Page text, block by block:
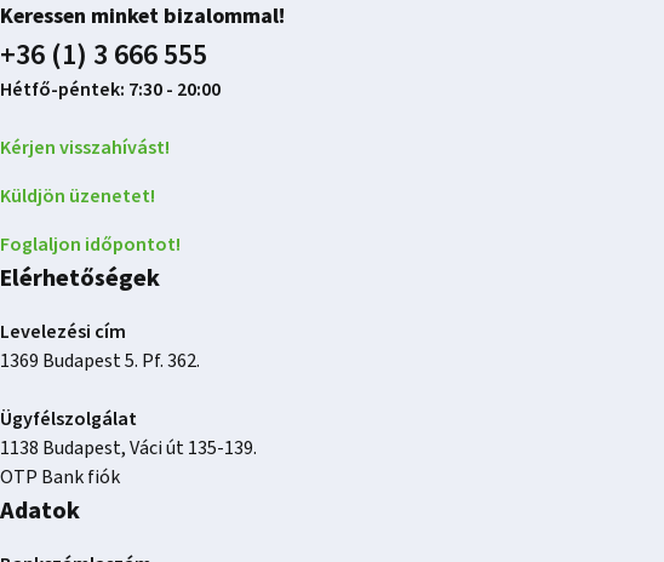
Keressen minket bizalommal!
+36 (1) 3 666 555
Hétfő-péntek: 7:30 - 20:00
Kérjen visszahívást!
Küldjön üzenetet!
Foglaljon időpontot!
Elérhetőségek
Levelezési cím
1369 Budapest 5. Pf. 362.
Ügyfélszolgálat
1138 Budapest, Váci út 135-139.
OTP Bank fiók
Adatok